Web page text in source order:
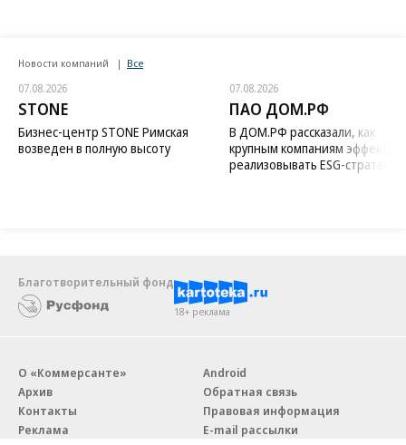
Новости компаний Все
07.08.2026
STONE
Бизнес-центр STONE Римская
возведен в полную высоту
07.08.2026
ПАО ДОМ.РФ
В ДОМ.РФ рассказали, как
крупным компаниям
реализовывать ESG-стратегию
Благотворительный фонд
18+ реклама
О «Коммерсанте»
Архив
Контакты
Реклама
Android
Обратная связь
Правовая информация
E-mail рассылки